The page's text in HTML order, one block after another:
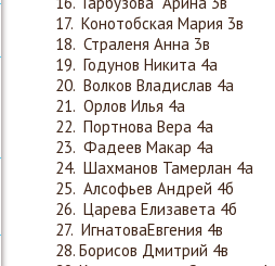
Конотобская Мария 3в
Страленя Анна 3в
Годунов Никита 4а
Волков Владислав 4а
Орлов Илья 4а
Портнова Вера 4а
Фадеев Макар 4а
Шахманов Тамерлан 4а
Алсофьев Андрей 4б
Царева Елизавета 4б
ИгнатоваЕвгения 4в
Борисов Дмитрий 4в